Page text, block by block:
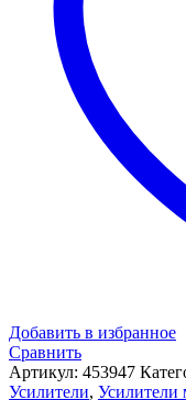
Добавить в избранное
Сравнить
Артикул: 453947
Усилители, Усилители